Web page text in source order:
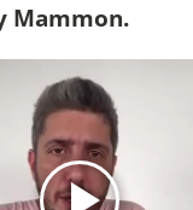
Mammon.